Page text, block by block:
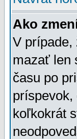
Ako
V prípade,
mazať len
času po
príspevok,
koľkokrát